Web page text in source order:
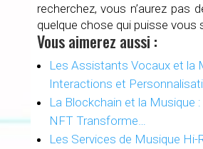
recherchez, vous n’aurez pas
quelque chose qui puisse vous
Vous aimerez aussi :
Les Assistants Vocaux et la
Interactions et
La Blockchain et la Musique
NFT Transforme…
Les Services de Musique Hi-